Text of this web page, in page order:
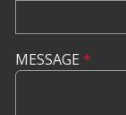
MESSAGE *